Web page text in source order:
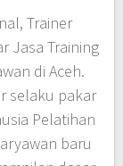
Trainer
Jasa Training
di Aceh.
selaku pakar
Pelatihan
baru